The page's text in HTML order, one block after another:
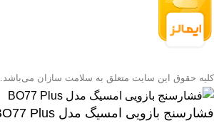
کلیه حقوق این سایت متعلق به سلامت سازان می‌باشد.
فشارسنج بازویی امسیگ مدل BO77 Plus